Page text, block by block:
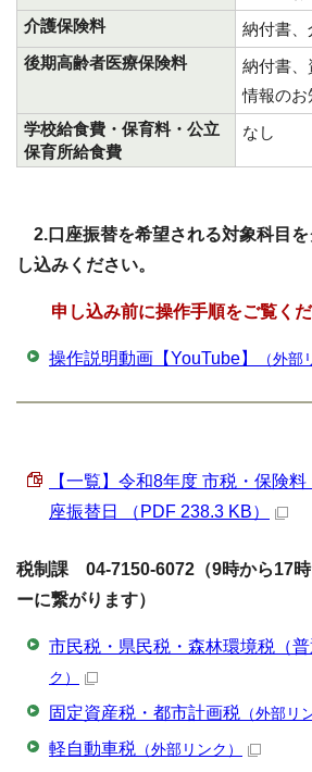
介護保険料
納付書、
後期高齢者医療保険料
納付書、
情報のお
学校給食費・保育料・公立
保育所給食費
なし
2.口座振替を希望される対象科目を
し込みください。
申し込み前に操作手順をご覧く
操作説明動画【YouTube】 （外部
【一覧】令和8年度 市税・保険
座振替日 （PDF 238.3 KB）
税制課 04-7150-6072（9時から17時
ーに繋がります）
市民税・県民税・森林環境税（普
ク）
固定資産税・都市計画税 （外部リ
軽自動車税 （外部リンク）